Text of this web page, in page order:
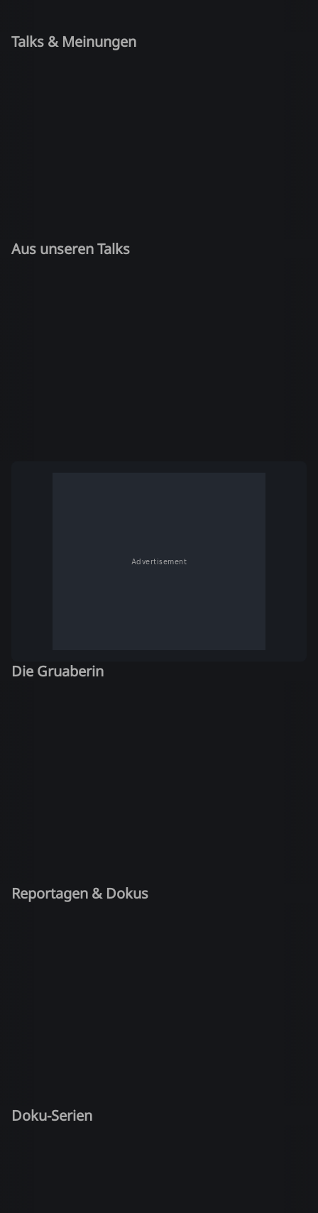
Talks & Meinungen
Aus unseren Talks
Advertisement
Die Gruaberin
Reportagen & Dokus
Doku-Serien